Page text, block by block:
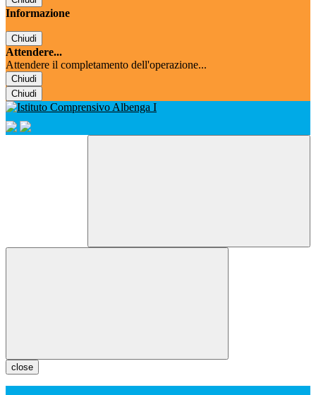
Informazione
Chiudi
Attendere...
Attendere il completamento dell'operazione...
Chiudi
Chiudi
close